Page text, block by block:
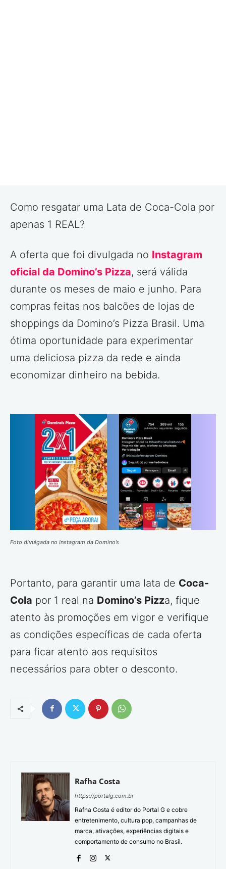
Como resgatar uma Lata de Coca-Cola por
apenas 1 REAL?
A oferta que foi divulgada no Instagram
oficial da Domino’s Pizza, será válida
durante os meses de maio e junho. Para
compras feitas nos balcões de lojas de
shoppings da Domino’s Pizza Brasil. Uma
ótima oportunidade para experimentar
uma deliciosa pizza da rede e ainda
economizar dinheiro na bebida.
Foto divulgada no Instagram da Domino’s
Portanto, para garantir uma lata de Coca-
Cola por 1 real na Domino’s Pizza, fique
atento às promoções em vigor e verifique
as condições específicas de cada oferta
para ficar atento aos requisitos
necessários para obter o desconto.
Rafha Costa
https://portalg.com.br
Rafha Costa é editor do Portal G e cobre
entretenimento, cultura pop, campanhas de
marca, ativações, experiências digitais e
comportamento de consumo no Brasil.